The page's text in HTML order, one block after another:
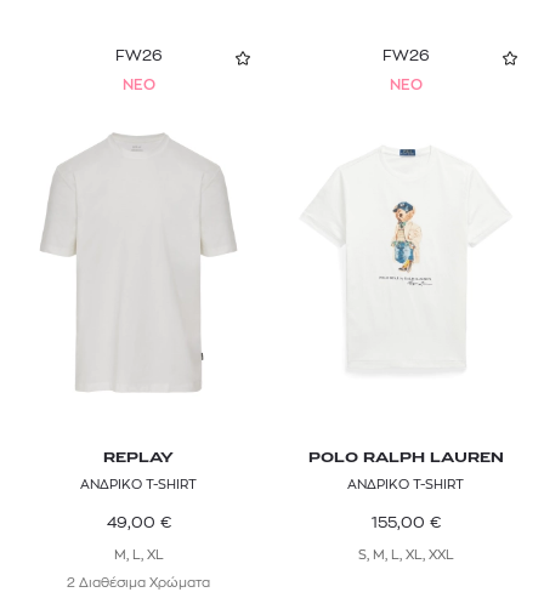
FW26
NEO
REPLAY
ΑΝΔΡΙΚΟ T-SHIRT
49,00 €
M, L, XL
2 Διαθέσιμα Χρώματα
FW26
NEO
POLO RALPH LAUREN
ΑΝΔΡΙΚΟ T-SHIRT
155,00 €
S, M, L, XL, XXL